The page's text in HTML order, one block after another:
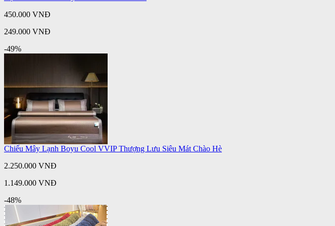
450.000 VNĐ
249.000 VNĐ
-49%
Chiếu Mây Lạnh Boyu Cool VVIP Thượng Lưu Siêu Mát Chào Hè
2.250.000 VNĐ
1.149.000 VNĐ
-48%